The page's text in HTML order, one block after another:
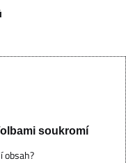
soukromí
obsah?